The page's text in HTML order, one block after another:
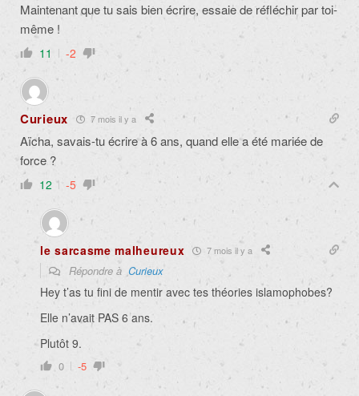
Maintenant que tu sais bien écrire, essaie de réfléchir par toi-
même !
11 -2
Curieux 7 mois il y a
Aïcha, savais-tu écrire à 6 ans, quand elle a été mariée de
force ?
12 -5
le sarcasme malheureux 7 mois il y a
Répondre à Curieux
Hey t’as tu fini de mentir avec tes théories islamophobes?
Elle n’avait PAS 6 ans.
Plutôt 9.
0 -5